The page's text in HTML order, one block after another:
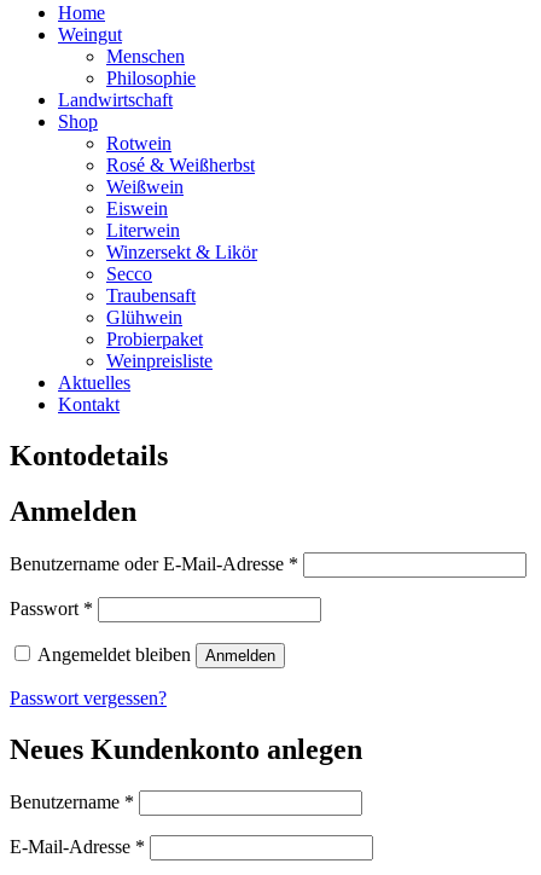
Home
Weingut
Menschen
Philosophie
Landwirtschaft
Shop
Rotwein
Rosé & Weißherbst
Weißwein
Eiswein
Literwein
Winzersekt & Likör
Secco
Traubensaft
Glühwein
Probierpaket
Weinpreisliste
Aktuelles
Kontakt
Kontodetails
Anmelden
Benutzername oder E-Mail-Adresse *
Passwort *
Angemeldet bleiben Anmelden
Passwort vergessen?
Neues Kundenkonto anlegen
Benutzername *
E-Mail-Adresse *